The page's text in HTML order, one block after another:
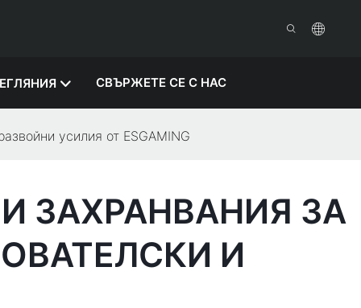
СВЪРЖЕТЕ СЕ С НАС
усилия от ESGAMING
ЗАХРАНВАНИЯ ЗА
И